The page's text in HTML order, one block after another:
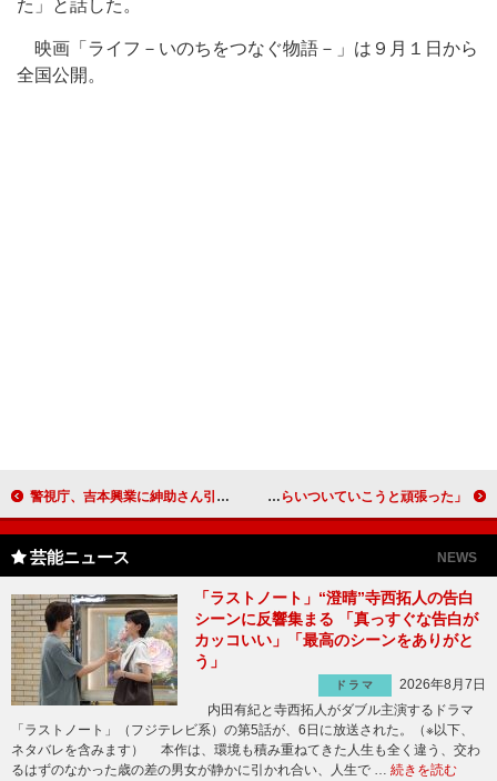
た」と話した。
映画「ライフ－いのちをつなぐ物語－」は９月１日から
全国公開。
警視庁、吉本興業に紳助さん引退の経緯説明求める 黒い交際の全容、明らかになるか？ 荒井敦史が「メサイア」でアクションに挑戦 「ほかの３人に食らいついていこうと頑張った」
芸能ニュース NEWS
「ラストノート」“澄晴”寺西拓人の告白
シーンに反響集まる 「真っすぐな告白が
カッコいい」「最高のシーンをありがと
う」
ドラマ
2026年8月7日
内田有紀と寺西拓人がダブル主演するドラマ
「ラストノート」（フジテレビ系）の第5話が、6日に放送された。（※以下、
ネタバレを含みます） 本作は、環境も積み重ねてきた人生も全く違う、交わ
るはずのなかった歳の差の男女が静かに引かれ合い、人生で … 続きを読む